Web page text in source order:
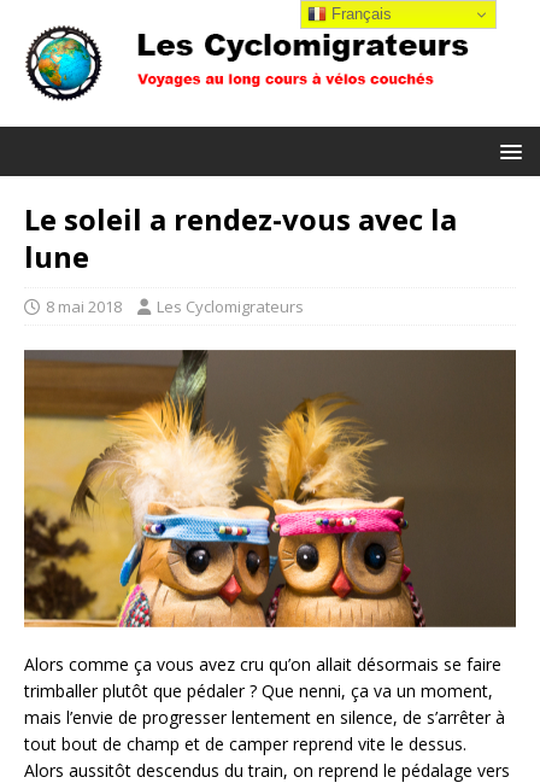
Le soleil a rendez-vous avec la
lune
8 mai 2018 Les Cyclomigrateurs
Alors comme ça vous avez cru qu’on allait désormais se faire
trimballer plutôt que pédaler ? Que nenni, ça va un moment,
mais l’envie de progresser lentement en silence, de s’arrêter à
tout bout de champ et de camper reprend vite le dessus.
Alors aussitôt descendus du train, on reprend le pédalage vers
Français